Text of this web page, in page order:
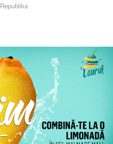
Republika